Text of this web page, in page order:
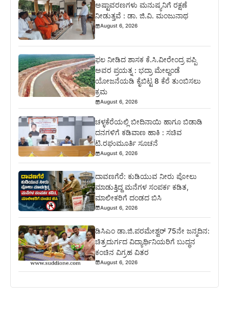
ಅಷ್ಟಾವರಣಗಳು ಮನುಷ್ಯನಿಗೆ ರಕ್ಷಣೆ
ನೀಡುತ್ತವೆ : ಡಾ. ಜಿ.ವಿ. ಮಂಜುನಾಥ
August 6, 2026
ಫಲ ನೀಡಿದ ಶಾಸಕ ಕೆ.ಸಿ.ವೀರೇಂದ್ರ ಪಪ್ಪಿ
ಅವರ ಪ್ರಯತ್ನ : ಭದ್ರಾ ಮೇಲ್ದಂಡೆ
ಯೋಜನೆಯಡಿ ಕೈಬಿಟ್ಟ 8 ಕೆರೆ ತುಂಬಿಸಲು
ಕ್ರಮ
August 6, 2026
ಚಳ್ಳಕೆರೆಯಲ್ಲಿ ಬೀದಿನಾಯಿ ಹಾಗೂ ಬಿಡಾಡಿ
ದನಗಳಿಗೆ ಕಡಿವಾಣ ಹಾಕಿ : ಸಚಿವ
ಟಿ.ರಘುಮೂರ್ತಿ ಸೂಚನೆ
August 6, 2026
ದಾವಣಗೆರೆ: ಕುಡಿಯುವ ನೀರು ಪೋಲು
ಮಾಡುತ್ತಿದ್ದ ಮನೆಗಳ ಸಂಪರ್ಕ ಕಡಿತ,
ಮಾಲೀಕರಿಗೆ ದಂಡದ ಬಿಸಿ
August 6, 2026
ಡಿಸಿಎಂ ಡಾ.ಜಿ.ಪರಮೇಶ್ವರ್ 75ನೇ ಜನ್ಮದಿನ:
ಚಿತ್ರದುರ್ಗದ ವಿದ್ಯಾರ್ಥಿನಿಯರಿಗೆ ಬುದ್ಧನ
ಕಂಚಿನ ವಿಗ್ರಹ ವಿತರ
August 6, 2026